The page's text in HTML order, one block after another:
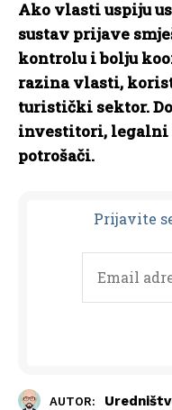
Ako vlasti uspiju
sustav prijave
kontrolu i bolju
razina vlasti,
turistički sektor.
investitori,
potrošači.
Prijavite
AUTOR: